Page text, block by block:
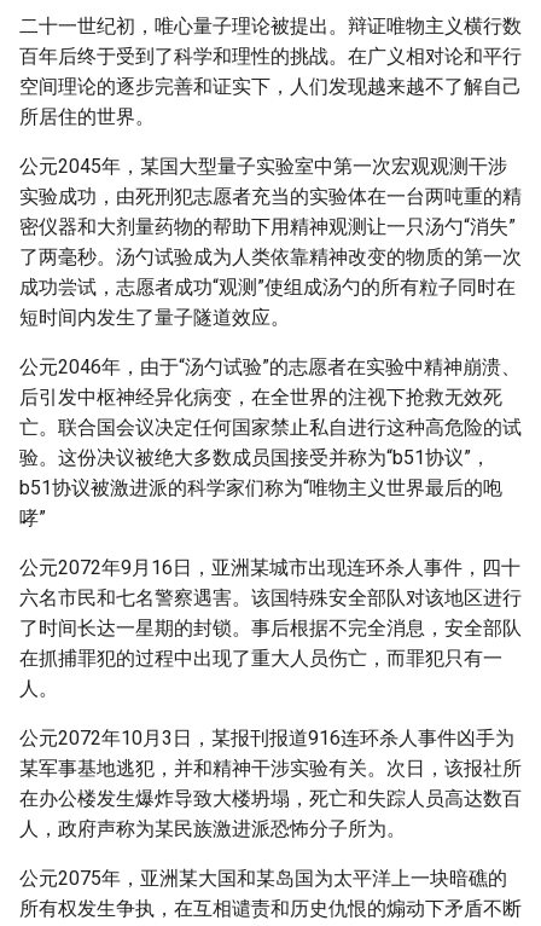
二十一世纪初，唯心量子理论被提出。辩证唯物主义横行数
百年后终于受到了科学和理性的挑战。在广义相对论和平行
空间理论的逐步完善和证实下，人们发现越来越不了解自己
所居住的世界。
公元2045年，某国大型量子实验室中第一次宏观观测干涉
实验成功，由死刑犯志愿者充当的实验体在一台两吨重的精
密仪器和大剂量药物的帮助下用精神观测让一只汤勺“消失”
了两毫秒。汤勺试验成为人类依靠精神改变的物质的第一次
成功尝试，志愿者成功“观测”使组成汤勺的所有粒子同时在
短时间内发生了量子隧道效应。
公元2046年，由于“汤勺试验”的志愿者在实验中精神崩溃、
后引发中枢神经异化病变，在全世界的注视下抢救无效死
亡。联合国会议决定任何国家禁止私自进行这种高危险的试
验。这份决议被绝大多数成员国接受并称为“b51协议”，
b51协议被激进派的科学家们称为“唯物主义世界最后的咆
哮”
公元2072年9月16日，亚洲某城市出现连环杀人事件，四十
六名市民和七名警察遇害。该国特殊安全部队对该地区进行
了时间长达一星期的封锁。事后根据不完全消息，安全部队
在抓捕罪犯的过程中出现了重大人员伤亡，而罪犯只有一
人。
公元2072年10月3日，某报刊报道916连环杀人事件凶手为
某军事基地逃犯，并和精神干涉实验有关。次日，该报社所
在办公楼发生爆炸导致大楼坍塌，死亡和失踪人员高达数百
人，政府声称为某民族激进派恐怖分子所为。
公元2075年，亚洲某大国和某岛国为太平洋上一块暗礁的
所有权发生争执，在互相谴责和历史仇恨的煽动下矛盾不断